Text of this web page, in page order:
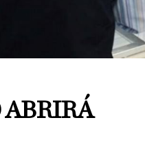
ABRIRÁ